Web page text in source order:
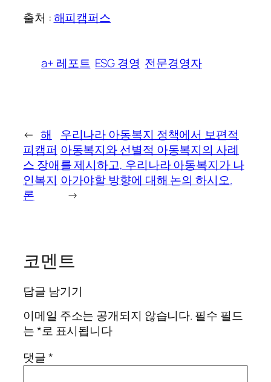
출처 :해피캠퍼스
a+ 레포트 ESG 경영 전문경영자
← 해
피캠퍼
스 장애
인복지
론
우리나라 아동복지 정책에서 보편적
아동복지와 선별적 아동복지의 사례
를 제시하고, 우리나라 아동복지가 나
아가야할 방향에 대해 논의 하시오.
→
코멘트
답글 남기기
이메일 주소는 공개되지 않습니다. 필수 필드
는*로 표시됩니다
댓글*